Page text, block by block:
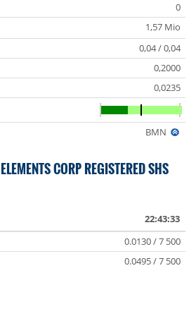
0
1,57 Mio
0,04 / 0,04
0,2000
0,0235
BMN
CORP REGISTERED SHS
22:43:33
0.0130 / 7 500
0.0495 / 7 500